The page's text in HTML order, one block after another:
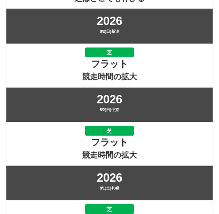
2026
8/2(日)新潟
芝
フラット
競走時間の拡大
2026
8/2(日)中京
芝
フラット
競走時間の拡大
2026
8/1(土)札幌
芝